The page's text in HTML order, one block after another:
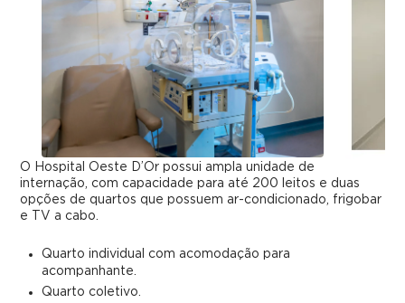
O Hospital Oeste D’Or possui ampla unidade de
internação, com capacidade para até 200 leitos e duas
opções de quartos que possuem ar-condicionado, frigobar
e TV a cabo.
Quarto individual com acomodação para
acompanhante.
Quarto coletivo.